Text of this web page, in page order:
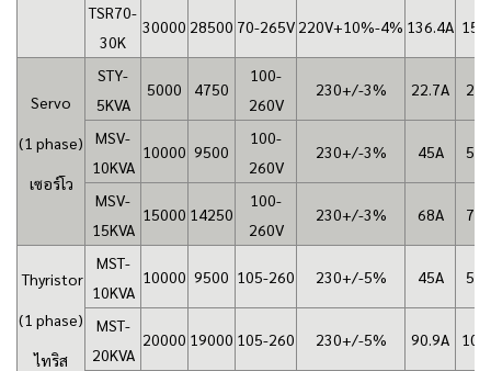
TSR70-
30K
30000 28500 70-265V 220V+10%-4% 136.4A
Servo
(1 phase)
เซอร์โว
STY-
5KVA
5000 4750
100-
260V
230+/-3% 22.7A 25A
MSV-
10KVA
10000 9500
100-
260V
230+/-3% 45A 50A
MSV-
15KVA
15000 14250
100-
260V
230+/-3% 68A 75A
Thyristor
(1 phase)
ไทริส
MST-
10KVA
10000 9500 105-260 230+/-5% 45A 50A
MST-
20KVA
20000 19000 105-260 230+/-5% 90.9A